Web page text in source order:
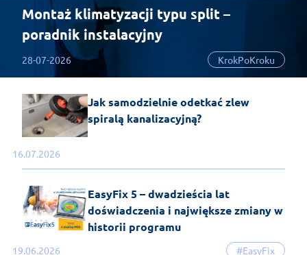
Montaż klimatyzacji typu split –
poradnik instalacyjny
28-07-2026 KrokPoKroku
16.07.2026
Jak samodzielnie odetkać zlew
spiralą kanalizacyjną?
19.06.2026 #EasyFix
EasyFix 5 – dwadzieścia lat
doświadczenia i największe zmiany w
historii programu